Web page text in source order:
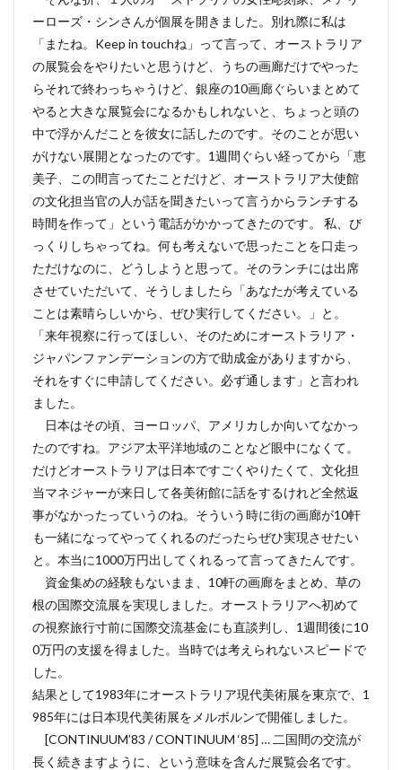
ーローズ・シンさんが個展を開きました。別れ際に私は
「またね。Keep in touchね」って言って、オーストラリア
の展覧会をやりたいと思うけど、うちの画廊だけでやった
らそれで終わっちゃうけど、銀座の10画廊ぐらいまとめて
やると大きな展覧会になるかもしれないと、ちょっと頭の
中で浮かんだことを彼女に話したのです。そのことが思い
がけない展開となったのです。1週間ぐらい経ってから「恵
美子、この間言ってたことだけど、オーストラリア大使館
の文化担当官の人が話を聞きたいって言うからランチする
時間を作って」という電話がかかってきたのです。 私、び
っくりしちゃってね。何も考えないで思ったことを口走っ
ただけなのに、どうしようと思って。そのランチには出席
させていただいて、そうしましたら「あなたが考えている
ことは素晴らしいから、ぜひ実行してください。」と。
「来年視察に行ってほしい、そのためにオーストラリア・
ジャパンファンデーションの方で助成金がありますから、
それをすぐに申請してください。必ず通します」と言われ
ました。
日本はその頃、ヨーロッパ、アメリカしか向いてなかっ
たのですね。アジア太平洋地域のことなど眼中になくて。
だけどオーストラリアは日本ですごくやりたくて、文化担
当マネジャーが来日して各美術館に話をするけれど全然返
事がなかったっていうのね。そういう時に街の画廊が10軒
も一緒になってやってくれるのだったらぜひ実現させたい
と。本当に1000万円出してくれるって言ってきたんです。
資金集めの経験もないまま、10軒の画廊をまとめ、草の
根の国際交流展を実現しました。オーストラリアへ初めて
の視察旅行寸前に国際交流基金にも直談判し、1週間後に10
0万円の支援を得ました。当時では考えられないスピードで
した。
結果として1983年にオーストラリア現代美術展を東京で、1
985年には日本現代美術展をメルボルンで開催しました。
[CONTINUUM’83 / CONTINUUM ‘85] … 二国間の交流が
長く続きますように、という意味を含んだ展覧会名です。